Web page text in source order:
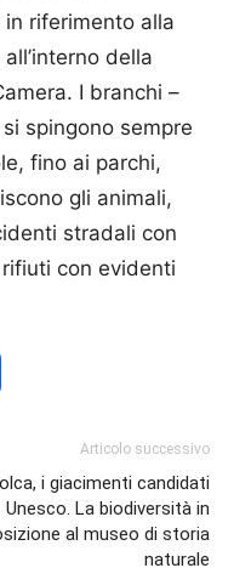
riferimento alla
della
I branchi –
spingono sempre
fino ai parchi,
gli animali,
stradali con
con evidenti
Articolo successivo
i giacimenti candidati
Unesco. La biodiversità in
al museo di storia
naturale